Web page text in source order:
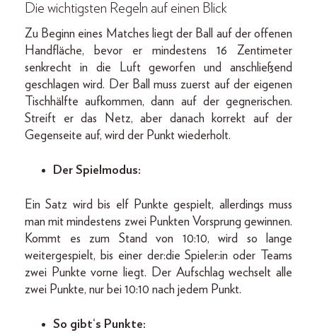
Die wichtigsten Regeln auf einen Blick
Zu Beginn eines Matches liegt der Ball auf der offenen
Handfläche, bevor er mindestens 16 Zentimeter
senkrecht in die Luft geworfen und anschließend
geschlagen wird. Der Ball muss zuerst auf der eigenen
Tischhälfte aufkommen, dann auf der gegnerischen.
Streift er das Netz, aber danach korrekt auf der
Gegenseite auf, wird der Punkt wiederholt.
Der Spielmodus:
Ein Satz wird bis elf Punkte gespielt, allerdings muss
man mit mindestens zwei Punkten Vorsprung gewinnen.
Kommt es zum Stand von 10:10, wird so lange
weitergespielt, bis einer der:die Spieler:in oder Teams
zwei Punkte vorne liegt. Der Aufschlag wechselt alle
zwei Punkte, nur bei 10:10 nach jedem Punkt.
So gibt‘s Punkte: